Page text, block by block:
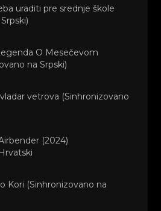
uraditi pre srednje škole
O Mesečevom
na Srpski)
vetrova (Sinhronizovano
(2024)
Kori (Sinhronizovano na